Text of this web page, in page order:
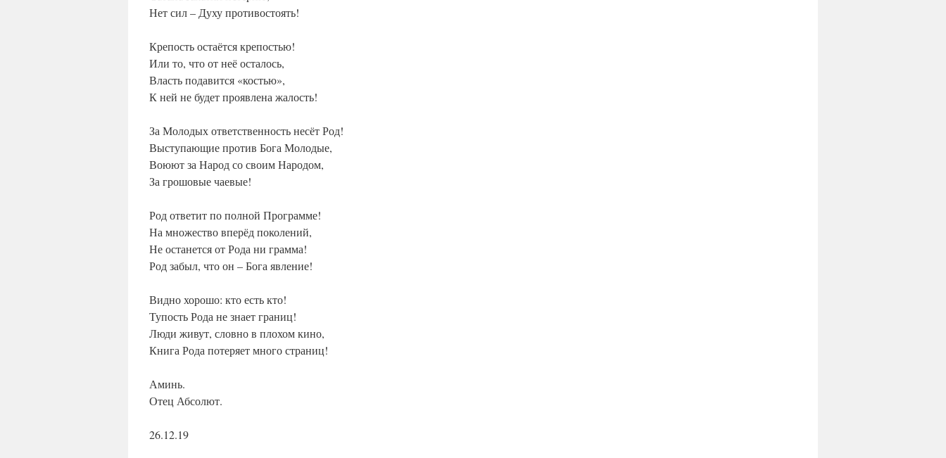
Нет сил – Духу противостоять!
Крепость остаётся крепостью!
Или то, что от неё осталось,
Власть подавится «костью»,
К ней не будет проявлена жалость!
За Молодых ответственность несёт Род!
Выступающие против Бога Молодые,
Воюют за Народ со своим Народом,
За грошовые чаевые!
Род ответит по полной Программе!
На множество вперёд поколений,
Не останется от Рода ни грамма!
Род забыл, что он – Бога явление!
Видно хорошо: кто есть кто!
Тупость Рода не знает границ!
Люди живут, словно в плохом кино,
Книга Рода потеряет много страниц!
Аминь.
Отец Абсолют.
26.12.19